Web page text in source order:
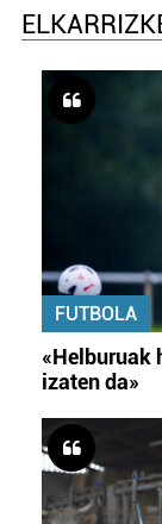
FUTBOLA
«Helburuak
izaten da»